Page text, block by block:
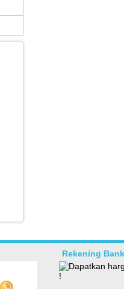
Rekening Bank